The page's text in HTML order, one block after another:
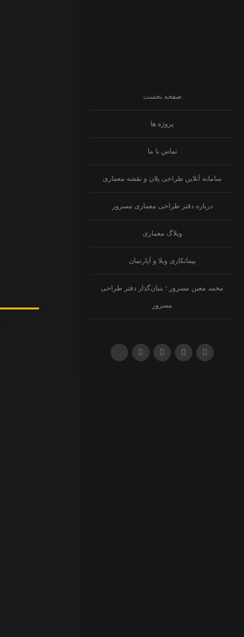
صفحه نخست
پروژه ها
تماس با ما
سامانه آنلاین طراحی پلان و نقشه معماری
درباره دفتر طراحی معماری مسرور
وبلاگ معماری
پیمانکاری ویلا و آپارتمان
محمد معین مسرور ؛ بنیان‌گذار دفتر طراحی
مسرور